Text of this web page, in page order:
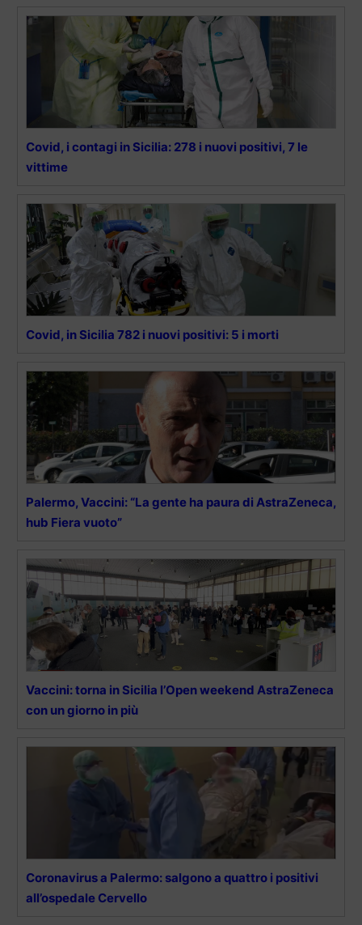
Covid, i contagi in Sicilia: 278 i nuovi positivi, 7 le
vittime
Covid, in Sicilia 782 i nuovi positivi: 5 i morti
Palermo, Vaccini: “La gente ha paura di AstraZeneca,
hub Fiera vuoto”
Vaccini: torna in Sicilia l’Open weekend AstraZeneca
con un giorno in più
Coronavirus a Palermo: salgono a quattro i positivi
all’ospedale Cervello